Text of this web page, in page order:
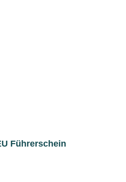
Führerschein